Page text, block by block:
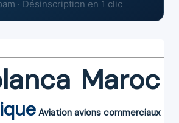
· Désinscription en 1 clic
Maroc
Aviation avions commerciaux